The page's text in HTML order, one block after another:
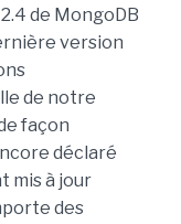
de MongoDB
version
de notre
façon
déclaré
mis à jour
des